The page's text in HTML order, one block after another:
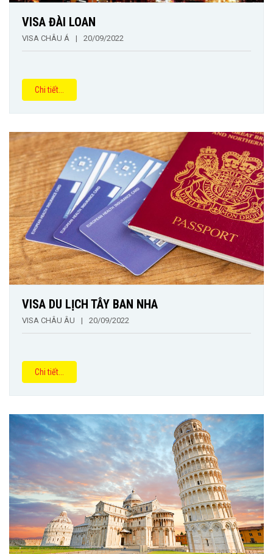
VISA ĐÀI LOAN
VISA CHÂU Á | 20/09/2022
Chi tiết...
VISA DU LỊCH TÂY BAN NHA
VISA CHÂU ÂU | 20/09/2022
Chi tiết...